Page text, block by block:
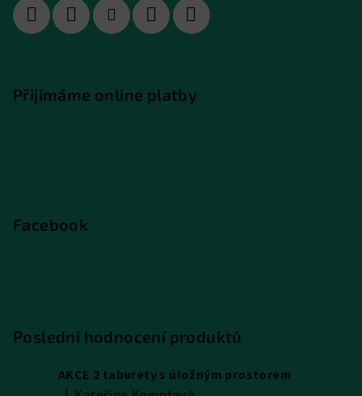
Přijímáme online platby
Facebook
Poslední hodnocení produktů
AKCE 2 taburety s úložným prostorem